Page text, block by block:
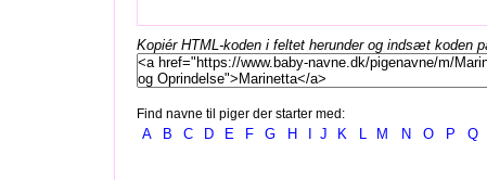
Kopiér HTML-koden i feltet herunder og indsæt koden
Find navne til piger der starter med:
A B C D E F G H J K L M N O P Q